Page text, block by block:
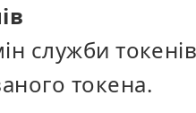
служби
токена.